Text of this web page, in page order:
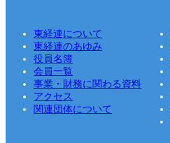
東経連について
東経連のあゆみ
役員名簿
会員一覧
事業・財務に関わる資料
アクセス
関連団体について